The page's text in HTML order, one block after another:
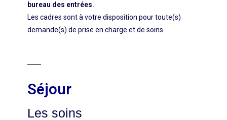
bureau des entrées.
Les cadres sont à votre disposition pour toute(s)
demande(s) de prise en charge et de soins.
Séjour
Les soins